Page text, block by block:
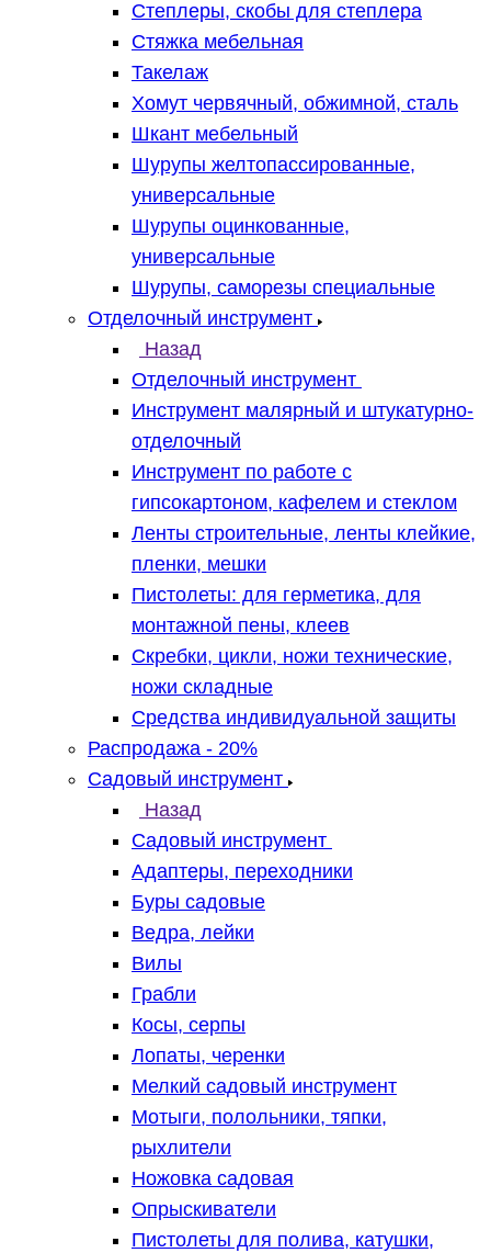
Степлеры, скобы для степлера
Стяжка мебельная
Такелаж
Хомут червячный, обжимной, сталь
Шкант мебельный
Шурупы желтопассированные,
универсальные
Шурупы оцинкованные,
универсальные
Шурупы, саморезы специальные
Отделочный инструмент
Назад
Отделочный инструмент
Инструмент малярный и штукатурно-
отделочный
Инструмент по работе с
гипсокартоном, кафелем и стеклом
Ленты строительные, ленты клейкие,
пленки, мешки
Пистолеты: для герметика, для
монтажной пены, клеев
Скребки, цикли, ножи технические,
ножи складные
Средства индивидуальной защиты
Распродажа - 20%
Садовый инструмент
Назад
Садовый инструмент
Адаптеры, переходники
Буры садовые
Ведра, лейки
Вилы
Грабли
Косы, серпы
Лопаты, черенки
Мелкий садовый инструмент
Мотыги, полольники, тяпки,
рыхлители
Ножовка садовая
Опрыскиватели
Пистолеты для полива, катушки,